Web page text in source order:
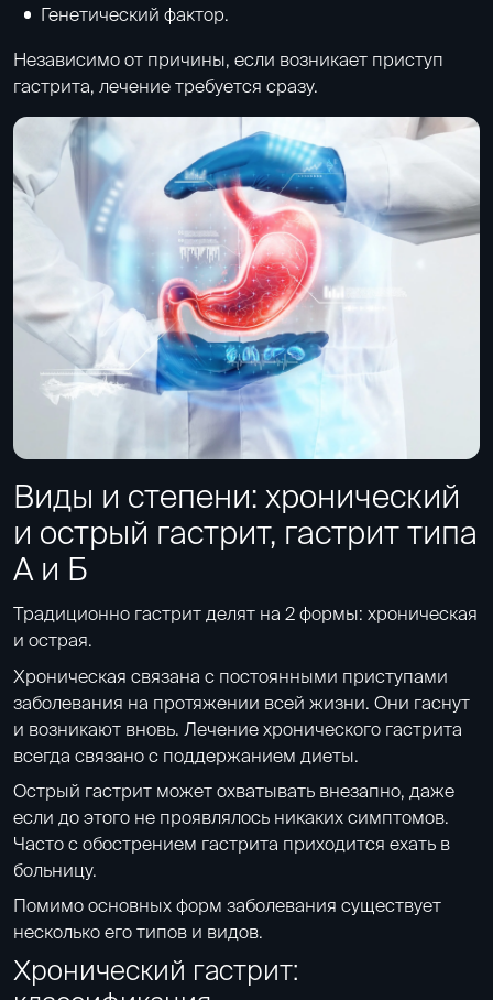
Генетический фактор.
Независимо от причины, если возникает приступ
гастрита, лечение требуется сразу.
Виды и степени: хронический
и острый гастрит, гастрит типа
А и Б
Традиционно гастрит делят на 2 формы: хроническая
и острая.
Хроническая связана с постоянными приступами
заболевания на протяжении всей жизни. Они гаснут
и возникают вновь. Лечение хронического гастрита
всегда связано с поддержанием диеты.
Острый гастрит может охватывать внезапно, даже
если до этого не проявлялось никаких симптомов.
Часто с обострением гастрита приходится ехать в
больницу.
Помимо основных форм заболевания существует
несколько его типов и видов.
Хронический гастрит: